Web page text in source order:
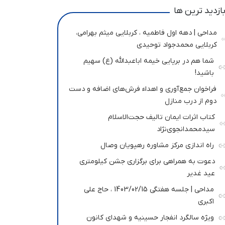
ترین ها
مداحی | دهه اول فاطمیه ، کربلایی میثم بهرامی،
کربلایی محمدجواد توحیدی
شما هم در برپایی خیمه اباعبدالله (ع) سهیم
باشید!
فراخوان جمع‌آوری و اهداء فرش‌های اضافه و دست
دوم از درب منازل
کتاب اثرات ایمان تالیف حجت‌الاسلام
سیدمحمدانجوی‌نژاد
راه اندازی مرکز مشاوره رهپویان وصال
دعوت به همراهی برای برگزاری جشن کیلومتری
عید غدیر
مداحی | جلسه هفتگی 1403/02/15 ، حاج علی
اکبری
ویژه سالگرد انفجار حسینیه و شهدای کانون